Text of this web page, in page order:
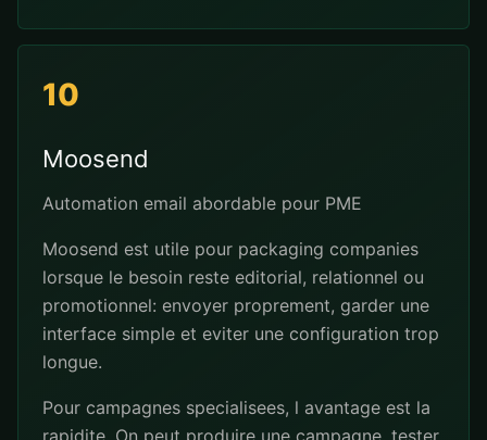
10
Moosend
Automation email abordable pour PME
Moosend est utile pour packaging companies
lorsque le besoin reste editorial, relationnel ou
promotionnel: envoyer proprement, garder une
interface simple et eviter une configuration trop
longue.
Pour campagnes specialisees, l avantage est la
rapidite. On peut produire une campagne, tester